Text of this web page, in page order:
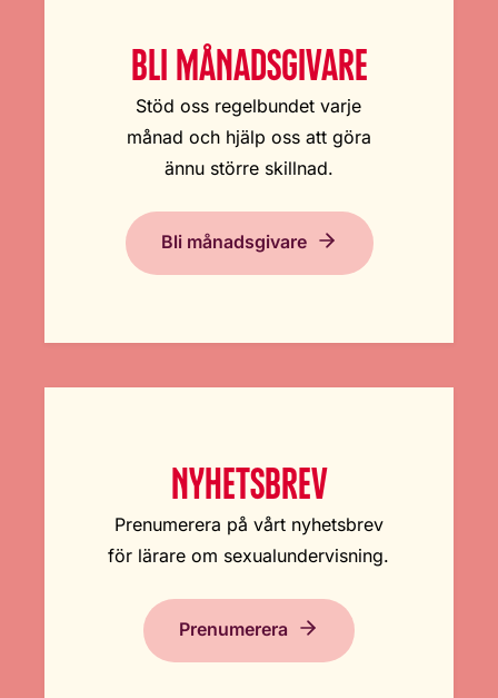
BLI MÅNADSGIVARE
Stöd oss regelbundet varje
månad och hjälp oss att göra
ännu större skillnad.
Bli månadsgivare
NYHETSBREV
Prenumerera på vårt nyhetsbrev
för lärare om sexualundervisning.
Prenumerera